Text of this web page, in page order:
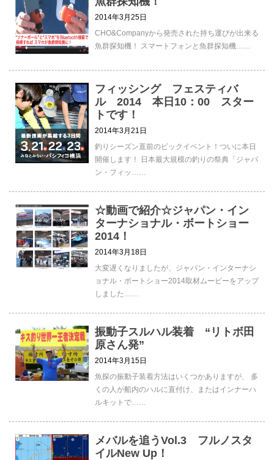
2014年3月25日
CHO&Companyから発売された持ち運びが出来る
魚群探知機！ スマートフォンと魚群探知機……
フィッシング フェスティバ
ル 2014 本日10：00 スター
トです！
2014年3月21日
釣りシーズン直前のビックイベント！ついに本日
開催します！ 日本最大規模の釣りの祭典「ジャパ
ン・フィッ……
☆動画で紹介☆ジャパン・イン
ターナショナル・ボートショー
2014！
2014年3月18日
大変遅くなりましたが、ジャパン・インターナシ
ョナル・ボートショー2014取材ムービーをアップ
しました……
振動子スルハル装着 “リトボ田
原さん発”
2014年3月15日
魚探の振動子装着方法はいくつかありますが、 多
くの人が船内のハルに直付け、またはインナーハ
ルキットで……
メバルを追うVol.3 フルノスタ
イルNew Up！